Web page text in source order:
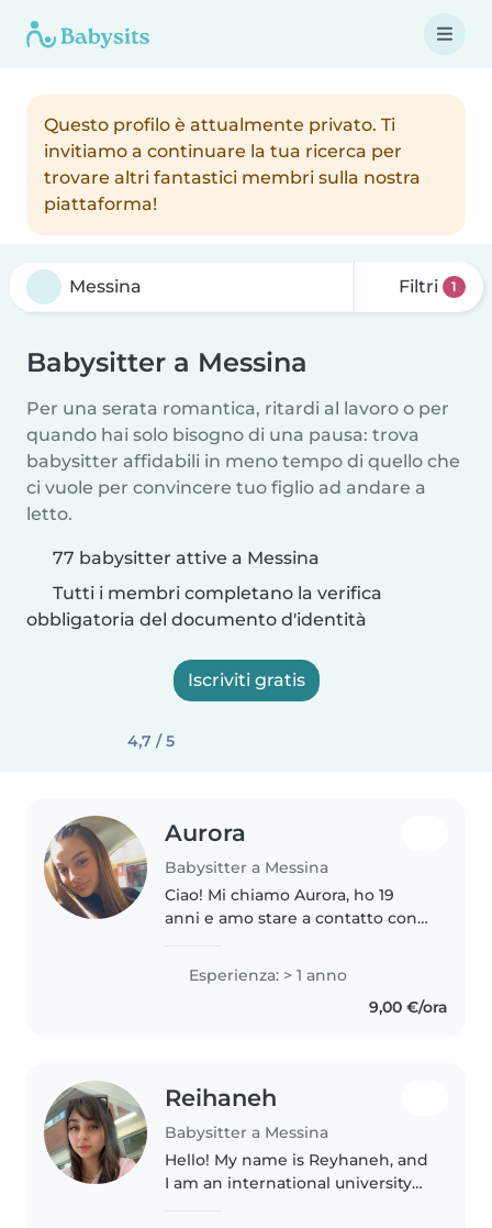
Questo profilo è attualmente privato. Ti
invitiamo a continuare la tua ricerca per
trovare altri fantastici membri sulla nostra
piattaforma!
Filtri 1
Babysitter a Messina
Per una serata romantica, ritardi al lavoro o per
quando hai solo bisogno di una pausa: trova
babysitter affidabili in meno tempo di quello che
ci vuole per convincere tuo figlio ad andare a
letto.
77 babysitter attive a Messina
Tutti i membri completano la verifica
obbligatoria del documento d'identità
Iscriviti gratis
4,7 / 5
Aurora
Babysitter a Messina
Ciao! Mi chiamo Aurora, ho 19
anni e amo stare a contatto con i
come babysitter, esperienza che
mi ha permesso di occuparmi
Esperienza: > 1 anno
9,00 €/ora
Reihaneh
Babysitter a Messina
Hello! My name is Reyhaneh, and
I am an international university